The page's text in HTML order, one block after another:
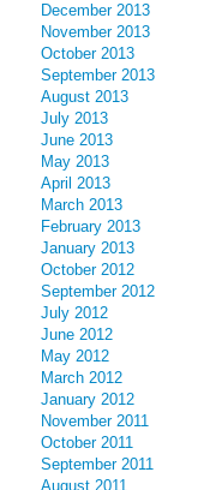
December 2013
November 2013
October 2013
September 2013
August 2013
July 2013
June 2013
May 2013
April 2013
March 2013
February 2013
January 2013
October 2012
September 2012
July 2012
June 2012
May 2012
March 2012
January 2012
November 2011
October 2011
September 2011
August 2011